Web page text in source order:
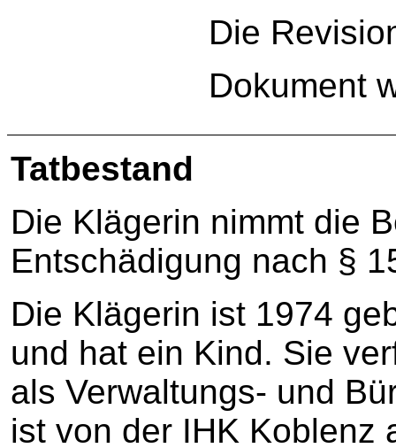
Die
Dokument
Tatbestand
Die Klägerin nimmt die
Entschädigung nach §
Die Klägerin ist 1974
und hat ein Kind. Sie
als Verwaltungs- und
ist von der IHK Koblenz